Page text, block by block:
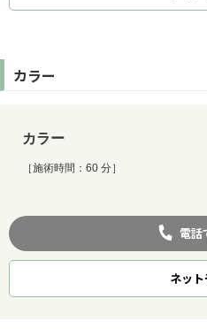
カラー
カラー
［施術時間：60 分］
電話
ネット